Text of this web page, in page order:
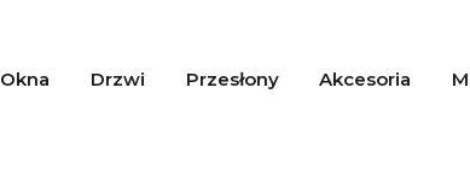
Okna Drzwi Przesłony Akcesoria